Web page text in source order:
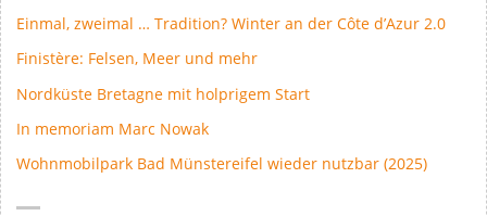
Einmal, zweimal … Tradition? Winter an der Côte d’Azur 2.0
Finistère: Felsen, Meer und mehr
Nordküste Bretagne mit holprigem Start
In memoriam Marc Nowak
Wohnmobilpark Bad Münstereifel wieder nutzbar (2025)